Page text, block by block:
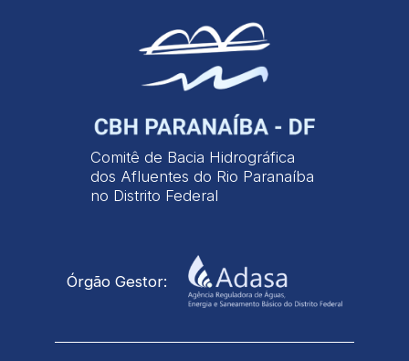
Comitê de Bacia Hidrográfica
dos Afluentes do Rio Paranaíba
no Distrito Federal
Órgão Gestor: